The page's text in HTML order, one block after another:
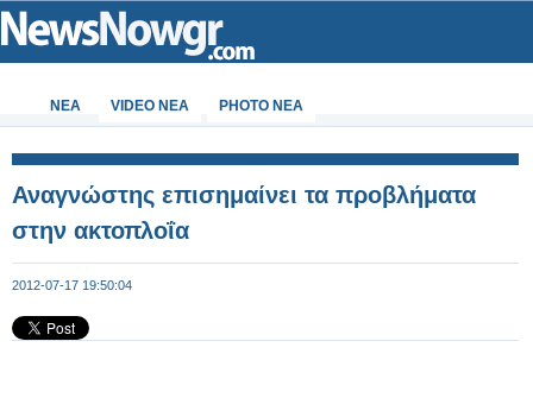
ΝΕΑ VIDEO NEA PHOTO NEA
Αναγνώστης επισημαίνει τα προβλήματα
στην ακτοπλοΐα
2012-07-17 19:50:04